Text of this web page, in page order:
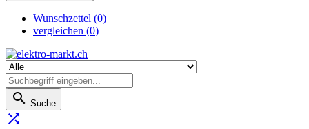
Wunschzettel (0)
vergleichen (0)
 Suche
